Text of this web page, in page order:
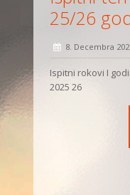
25/26
8. Decembra
Ispitni rokovi I
2025 26